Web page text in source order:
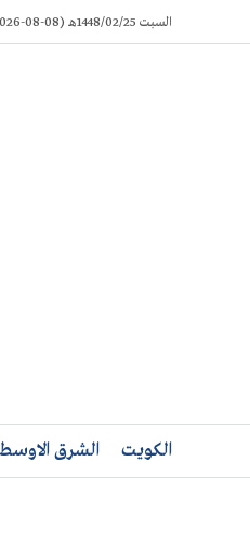
to
السبت 1448/02/25هـ (08-08-2026م) | الكويت
الكويت الشرق